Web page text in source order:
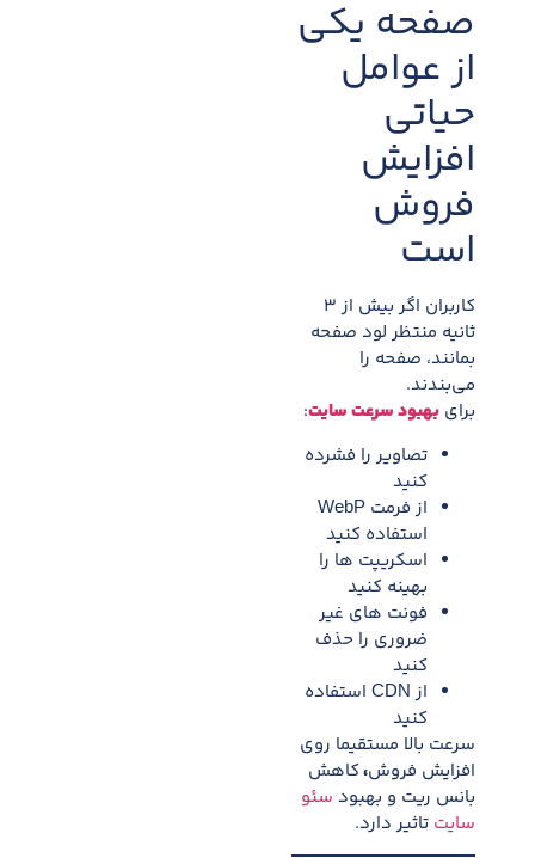
صفحه یکی
از عوامل
حیاتی
افزایش
فروش
است
کاربران اگر بیش از ۳
ثانیه منتظر لود صفحه
بمانند، صفحه را
می‌بندند.
برای بهبود سرعت سایت:
تصاویر را فشرده
کنید
از فرمت WebP
استفاده کنید
اسکریپت ها را
بهینه کنید
فونت های غیر
ضروری را حذف
کنید
از CDN استفاده
کنید
سرعت بالا مستقیما روی
افزایش فروش،کاهش
بانس ریت و بهبود سئو
سایت تاثیر دارد.